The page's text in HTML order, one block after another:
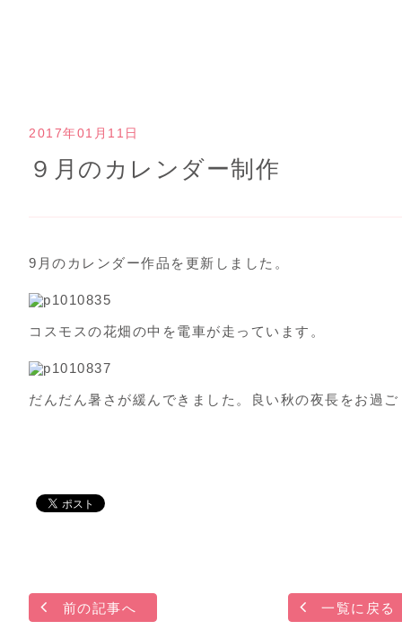
2017年01月11日
９月のカレンダー制作
9月のカレンダー作品を更新しました。
コスモスの花畑の中を電車が走っています。
だんだん暑さが緩んできました。良い秋の夜長をお過
前の記事へ 一覧に戻る